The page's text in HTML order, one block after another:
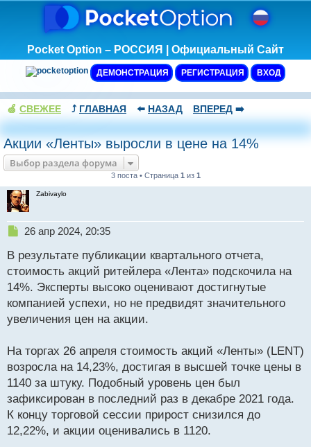
Pocket Option – РОССИЯ | Официальный Сайт
ДЕМОНСТРАЦИЯ РЕГИСТРАЦИЯ ВХОД
🍏 СВЕЖЕЕ ⤴️ ГЛАВНАЯ ⬅️ НАЗАД ВПЕРЕД ➡️
Акции «Ленты» выросли в цене на 14%
Выбор раздела форума
3 поста • Страница 1 из 1
Zabivaylo
Н
п
р
о
ч
и
т
н
ы
й
п
о
с
т
26 апр 2024, 20:35
В результате публикации квартального отчета,
стоимость акций ритейлера «Лента» подскочила на
14%. Эксперты высоко оценивают достигнутые
компанией успехи, но не предвидят значительного
увеличения цен на акции.
На торгах 26 апреля стоимость акций «Ленты» (LENT)
возросла на 14,23%, достигая в высшей точке цены в
1140 за штуку. Подобный уровень цен был
зафиксирован в последний раз в декабре 2021 года.
К концу торговой сессии прирост снизился до
12,22%, и акции оценивались в 1120.